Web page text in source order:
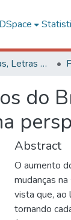
Ciências Humanas, Letras e Artes
do
Abstract
O aumento
mudanças
vista que, ao
tornando